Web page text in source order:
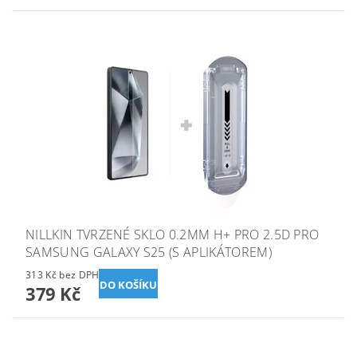
NILLKIN TVRZENÉ SKLO 0.2MM H+ PRO 2.5D PRO
SAMSUNG GALAXY S25 (S APLIKÁTOREM)
313 Kč bez DPH
379 Kč